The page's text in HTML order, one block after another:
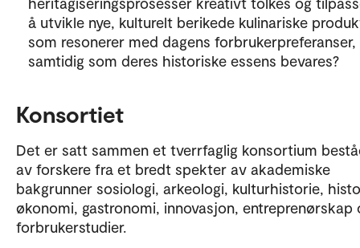
å utvikle nye, kulturelt berikede kulinariske
som resonerer med dagens forbrukerpreferanser,
samtidig som deres historiske essens bevares?
Konsortiet
Det er satt sammen et tverrfaglig konsortium
av forskere fra et bredt spekter av akademiske
bakgrunner sosiologi, arkeologi, kulturhistorie,
økonomi, gastronomi, innovasjon, entreprenørskap
forbrukerstudier.